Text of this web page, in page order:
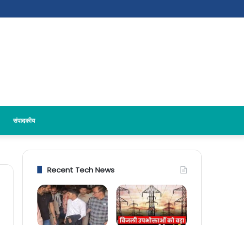
संपादकीय
Recent Tech News